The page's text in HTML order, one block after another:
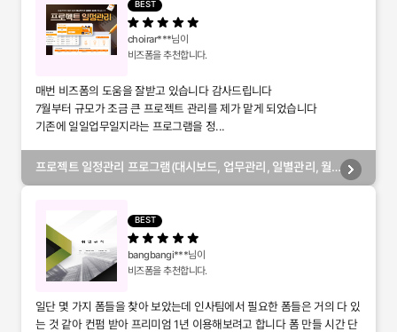
BEST
choirar***님이
비즈폼을 추천합니다.
매번 비즈폼의 도움을 잘받고 있습니다 감사드립니다
7월부터 규모가 조금 큰 프로젝트 관리를 제가 맡게 되었습니다
기존에 일일업무일지라는 프로그램을 정...
프로젝트 일정관리 프로그램(대시보드, 업무관리, 일별관리, 월
BEST
bangbangi***님이
비즈폼을 추천합니다.
일단 몇 가지 폼들을 찾아 보았는데 인사팀에서 필요한 폼들은 거의 다 있
는 것 같아 컨펌 받아 프리미엄 1년 이용해보려고 합니다 폼 만들 시간 단